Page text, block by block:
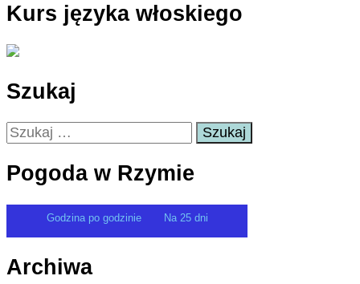
Kurs języka włoskiego
Szukaj
Szukaj:
Pogoda w Rzymie
Godzina po godzinie Na 25 dni
Archiwa